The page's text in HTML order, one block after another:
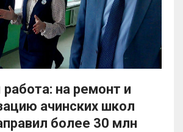
работа: на ремонт и
ачинских школ
более 30 млн